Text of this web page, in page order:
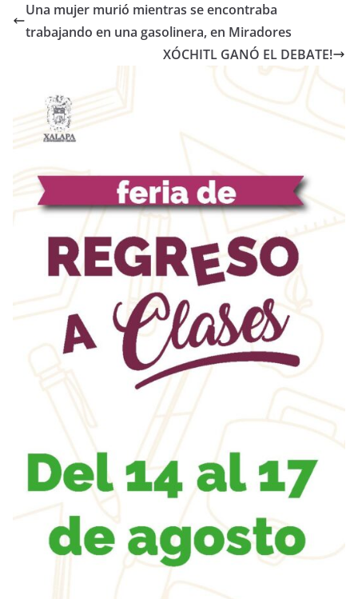
Una mujer murió mientras se encontraba
trabajando en una gasolinera, en Miradores
XÓCHITL GANÓ EL DEBATE!